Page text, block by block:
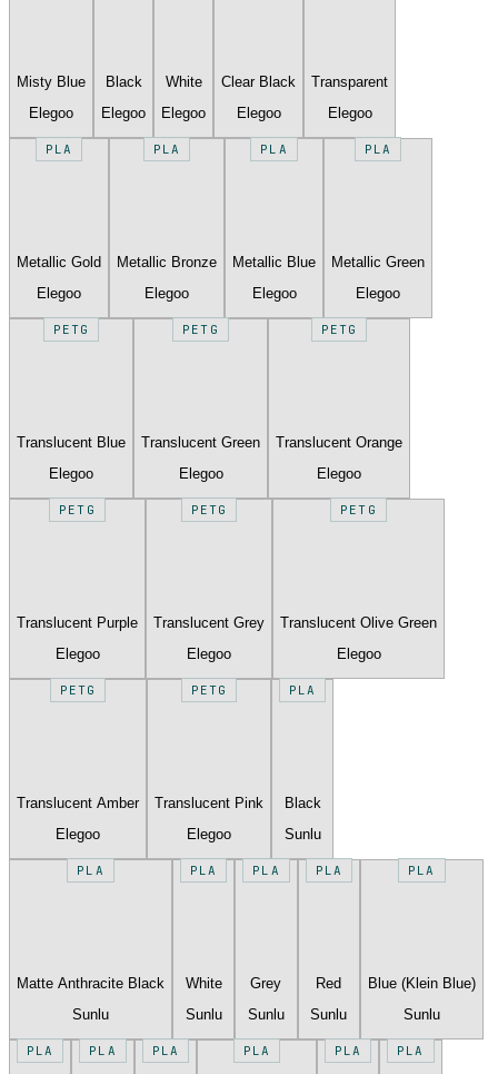
Misty Blue
Elegoo
Black
Elegoo
White
Elegoo
Clear Black
Elegoo
Transparent
Elegoo
PLA
Metallic Gold
Elegoo
PLA
Metallic Bronze
Elegoo
PLA
Metallic Blue
Elegoo
PLA
Metallic Green
Elegoo
PETG
Translucent Blue
Elegoo
PETG
Translucent Green
Elegoo
PETG
Translucent Orange
Elegoo
PETG
Translucent Purple
Elegoo
PETG
Translucent Grey
Elegoo
PETG
Translucent Olive Green
Elegoo
PETG
Translucent Amber
Elegoo
PETG
Translucent Pink
Elegoo
PLA
Black
Sunlu
PLA
Matte Anthracite Black
Sunlu
PLA
White
Sunlu
PLA
Grey
Sunlu
PLA
Red
Sunlu
PLA
Blue (Klein Blue)
Sunlu
PLA PLA PLA PLA PLA PLA